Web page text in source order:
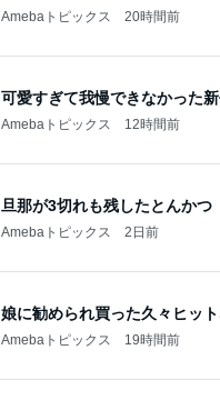
Amebaトピックス 20時間前
可愛すぎて我慢できなかった
Amebaトピックス 12時間前
旦那が3切れも残したとんかつ
Amebaトピックス 2日前
娘に勧められ買った久々ヒッ
Amebaトピックス 19時間前